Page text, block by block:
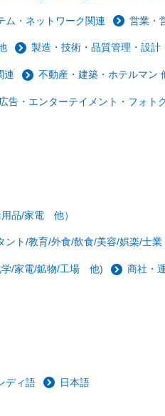
ム・ネットワーク関連 営業・
製造・技術・品質管理・設計
連 不動産・建築・ホテルマン
広告・エンターテイメント・フォト
品/家電 他）
ント/教育/外食/飲食/美容/娯楽/士
学/家電/鉱物/工場 他) 商社・
ディ語 日本語